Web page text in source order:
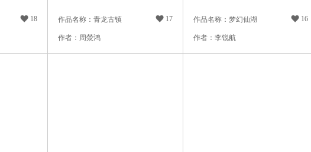
 18 作品名称：青龙古镇  17
作者：周滎鸿
作品名称：梦幻仙湖  16
作者：李锐航